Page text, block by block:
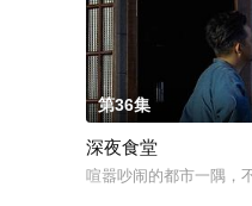
第36集
深夜食堂
喧嚣吵闹的都市一隅，